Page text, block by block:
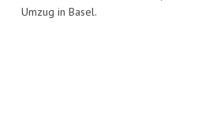
Umzug in Basel.